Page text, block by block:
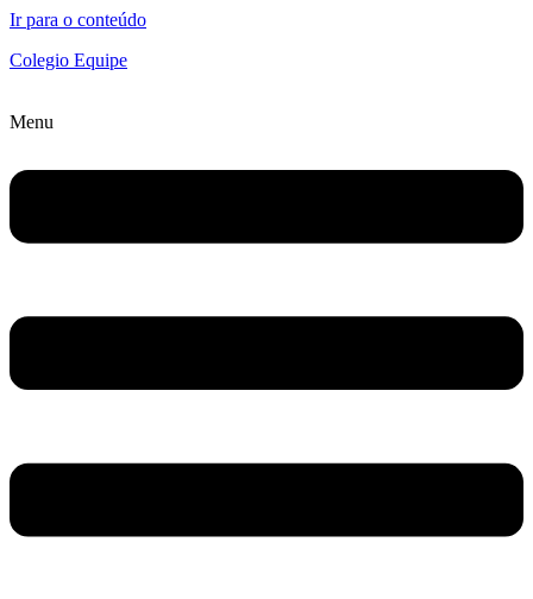
Ir para o conteúdo
Colegio Equipe
Menu